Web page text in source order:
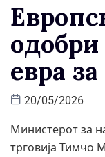
евра
20/05/2026
Министерот за
трговија Тимчо